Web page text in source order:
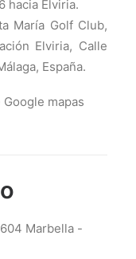
hacia Elviria.
María Golf Club,
Elviria, Calle
España.
mapas
Marbella -